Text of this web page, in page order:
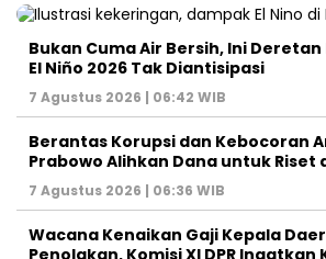
Bukan Cuma Air Bersih, Ini Deretan
El Niño 2026 Tak Diantisipasi
7 Agustus 2026 | 06:42 WIB
Berantas Korupsi dan Kebocoran
Prabowo Alihkan Dana untuk Riset
7 Agustus 2026 | 06:36 WIB
Wacana Kenaikan Gaji Kepala
Penolakan, Komisi XI DPR Ingatkan